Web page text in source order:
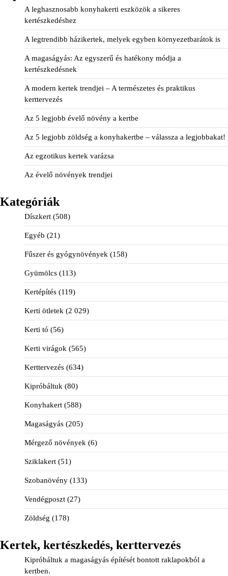
A leghasznosabb konyhakerti eszközök a sikeres
kertészkedéshez
A legtrendibb házikertek, melyek egyben környezetbarátok is
A magaságyás: Az egyszerű és hatékony módja a
kertészkedésnek
A modern kertek trendjei – A természetes és praktikus
kerttervezés
Az 5 legjobb évelő növény a kertbe
Az 5 legjobb zöldség a konyhakertbe – válassza a legjobbakat!
Az egzotikus kertek varázsa
Az évelő növények trendjei
Kategóriák
Díszkert (508)
Egyéb (21)
Fűszer és gyógynövények (158)
Gyümölcs (113)
Kertépítés (119)
Kerti ötletek (2 029)
Kerti tó (56)
Kerti virágok (565)
Kerttervezés (634)
Kipróbáltuk (80)
Konyhakert (588)
Magaságyás (205)
Mérgező növények (6)
Sziklakert (51)
Szobanövény (133)
Vendégposzt (27)
Zöldség (178)
Kertek, kertészkedés, kerttervezés
Kipróbáltuk a magaságyás építését bontott raklapokból a
kertben.